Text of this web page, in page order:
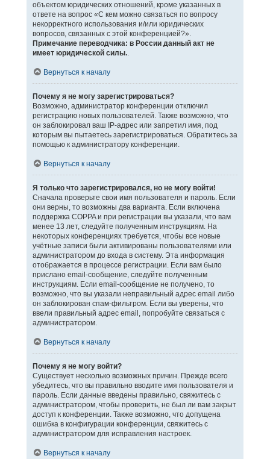
объектом юридических отношений, кроме указанных в
ответе на вопрос «С кем можно связаться по вопросу
некорректного использования и/или юридических
вопросов, связанных с этой конференцией?».
Примечание переводчика: в России данный акт не
имеет юридической силы..
Вернуться к началу
Почему я не могу зарегистрироваться?
Возможно, администратор конференции отключил
регистрацию новых пользователей. Также возможно, что
он заблокировал ваш IP-адрес или запретил имя, под
которым вы пытаетесь зарегистрироваться. Обратитесь за
помощью к администратору конференции.
Вернуться к началу
Я только что зарегистрировался, но не могу войти!
Сначала проверьте свои имя пользователя и пароль. Если
они верны, то возможны два варианта. Если включена
поддержка COPPA и при регистрации вы указали, что вам
менее 13 лет, следуйте полученным инструкциям. На
некоторых конференциях требуется, чтобы все новые
учётные записи были активированы пользователями или
администратором до входа в систему. Эта информация
отображается в процессе регистрации. Если вам было
прислано email-сообщение, следуйте полученным
инструкциям. Если email-сообщение не получено, то
возможно, что вы указали неправильный адрес email либо
он заблокирован спам-фильтром. Если вы уверены, что
ввели правильный адрес email, попробуйте связаться с
администратором.
Вернуться к началу
Почему я не могу войти?
Существует несколько возможных причин. Прежде всего
убедитесь, что вы правильно вводите имя пользователя и
пароль. Если данные введены правильно, свяжитесь с
администратором, чтобы проверить, не был ли вам закрыт
доступ к конференции. Также возможно, что допущена
ошибка в конфигурации конференции, свяжитесь с
администратором для исправления настроек.
Вернуться к началу